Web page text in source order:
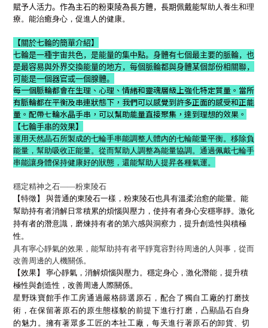
賦予人活力。作為主石的粉東陵為長方體，長期佩戴能幫助人養生和理
療。能治癒身心，促進人的健康。
【 關於七輪的簡單介紹】
七輪是一種宇宙共色，是能量的集中點。身體有七個最主要的脈輪，也
是最容易與外界交換能量的地方，每個脈輪都與身體某個部份相關聯，
可能是一個器官或一個腺體。
每一個脈輪都會在生理、心理、情緒和靈魂層級上強化特定質量。當所
有脈輪都在平衡及串連狀態下，我們可以感覺到許多正面的感受和正能
量。配帶七輪水晶手串，可以幫助能量直接聚集，達到理想的效果。
【七輪手串的效果】
運用天然晶石所製成的七輪手串能調整人體內的七輪能量平衡。移除負
能量，幫助吸收正能量。從而幫助人調整為能量協調。通過佩戴七輪手
串能讓身體保持健康好的狀態，還能幫助人提昇各種氣運。
穩定精神之石――粉東陵石
【特徵】 與普通的東陵石一樣，粉東陵石也具有溫柔治愈的能量。能
幫助持有者消解日常積累的煩惱與壓力，使持有者身心安穩寧靜。激化
持有者的潛意識，磨煉持有者的第六感與洞察力，提升創造性與積極
性。
具有寧心靜氣的效果，能幫助持有者平靜寬容對待周邊的人與事，從而
改善周邊的人機關係。
【效果】 寧心靜氣，消解煩惱與壓力。穩定身心，激化潛能，提升積
極性與創造性，改善周邊人際關係。
星野珠寶館手作工房通過嚴格篩選原石，配合了獨自工廠的打磨技
術，在保留著原石的原生態樣貌的前提下進行打磨，凸顯晶石自身
的魅力。擁有著眾多工匠的本社工廠，每天進行著原石的卸貨、切